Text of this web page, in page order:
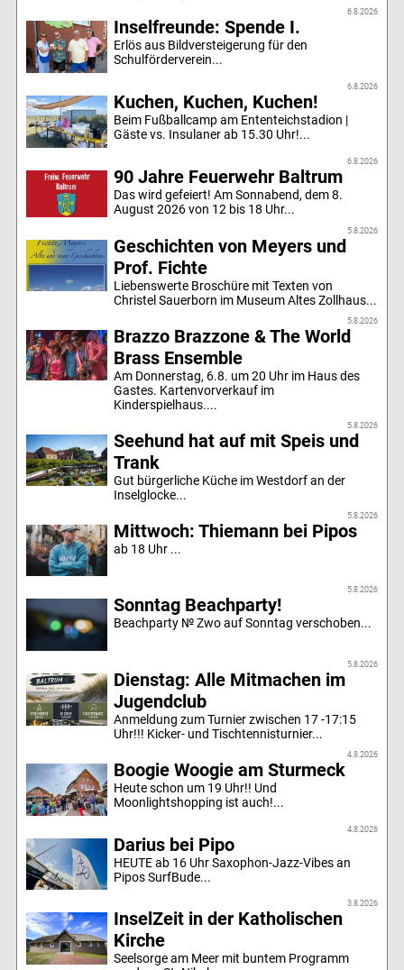
6.8.2026
Inselfreunde: Spende I.
Erlös aus Bildversteigerung für den
Schulförderverein...
6.8.2026
Kuchen, Kuchen, Kuchen!
Beim Fußballcamp am Ententeichstadion |
Gäste vs. Insulaner ab 15.30 Uhr!...
6.8.2026
90 Jahre Feuerwehr Baltrum
Das wird gefeiert! Am Sonnabend, dem 8.
August 2026 von 12 bis 18 Uhr...
5.8.2026
Geschichten von Meyers und
Prof. Fichte
Liebenswerte Broschüre mit Texten von
Christel Sauerborn im Museum Altes Zollhaus...
5.8.2026
Brazzo Brazzone & The World
Brass Ensemble
Am Donnerstag, 6.8. um 20 Uhr im Haus des
Gastes. Kartenvorverkauf im
Kinderspielhaus....
5.8.2026
Seehund hat auf mit Speis und
Trank
Gut bürgerliche Küche im Westdorf an der
Inselglocke...
5.8.2026
Mittwoch: Thiemann bei Pipos
ab 18 Uhr ...
5.8.2026
Sonntag Beachparty!
Beachparty № Zwo auf Sonntag verschoben...
5.8.2026
Dienstag: Alle Mitmachen im
Jugendclub
Anmeldung zum Turnier zwischen 17 -17:15
Uhr!!! Kicker- und Tischtennisturnier...
4.8.2026
Boogie Woogie am Sturmeck
Heute schon um 19 Uhr!! Und
Moonlightshopping ist auch!...
4.8.2026
Darius bei Pipo
HEUTE ab 16 Uhr Saxophon-Jazz-Vibes an
Pipos SurfBude...
3.8.2026
InselZeit in der Katholischen
Kirche
Seelsorge am Meer mit buntem Programm